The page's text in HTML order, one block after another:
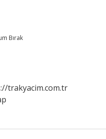
Bırak
trakyacim.com.tr